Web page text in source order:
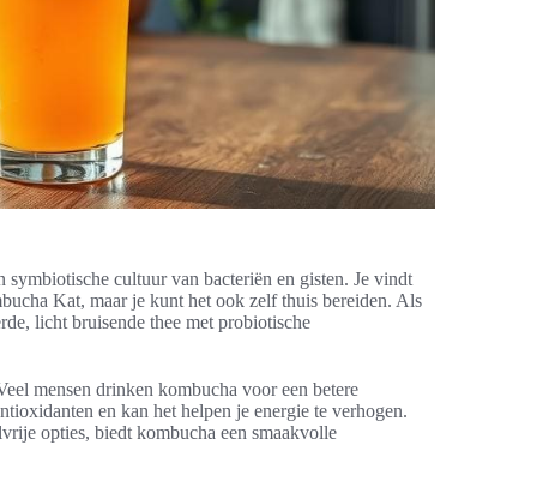
cultuur van bacteriën en gisten. Je vindt
Kat, maar je kunt het ook zelf thuis bereiden. Als
licht bruisende thee met probiotische
mensen drinken kombucha voor een betere
en kan het helpen je energie te verhogen.
opties, biedt kombucha een smaakvolle